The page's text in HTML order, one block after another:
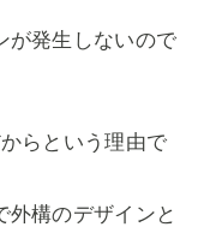
が発生しないので
らという理由で
外構のデザインと